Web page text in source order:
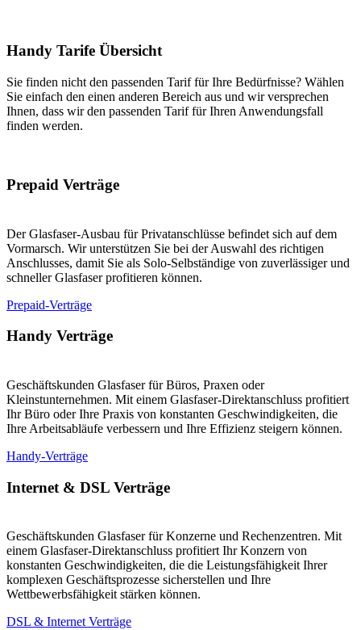
Handy Tarife Übersicht
Sie finden nicht den passenden Tarif für Ihre Bedürfnisse? Wählen
Sie einfach den einen anderen Bereich aus und wir versprechen
Ihnen, dass wir den passenden Tarif für Ihren Anwendungsfall
finden werden.
Prepaid Verträge
Der Glasfaser-Ausbau für Privatanschlüsse befindet sich auf dem
Vormarsch. Wir unterstützen Sie bei der Auswahl des richtigen
Anschlusses, damit Sie als Solo-Selbständige von zuverlässiger und
schneller Glasfaser profitieren können.
Prepaid-Verträge
Handy Verträge
Geschäftskunden Glasfaser für Büros, Praxen oder
Kleinstunternehmen. Mit einem Glasfaser-Direktanschluss profitiert
Ihr Büro oder Ihre Praxis von konstanten Geschwindigkeiten, die
Ihre Arbeitsabläufe verbessern und Ihre Effizienz steigern können.
Handy-Verträge
Internet & DSL Verträge
Geschäftskunden Glasfaser für Konzerne und Rechenzentren. Mit
einem Glasfaser-Direktanschluss profitiert Ihr Konzern von
konstanten Geschwindigkeiten, die die Leistungsfähigkeit Ihrer
komplexen Geschäftsprozesse sicherstellen und Ihre
Wettbewerbsfähigkeit stärken können.
DSL & Internet Verträge